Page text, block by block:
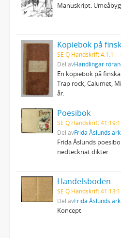
Manuskript:
SE Q Handskrift 4:1:1
Del avHandlingar
En kopiebok på
Trap rock, Calumet,
år.
Poesibok
SE Q Handskrift 41:19:1
Del avFrida Åslunds
Frida Åslunds
nedtecknat dikter.
Handelsboden
SE Q Handskrift 41:13:1
Del avFrida Åslunds
Koncept